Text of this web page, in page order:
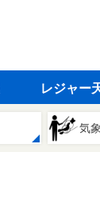
レジャー
気